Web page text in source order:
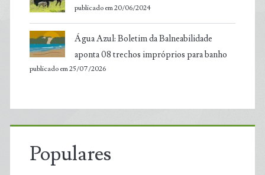
publicado em 20/06/2024
Água Azul: Boletim da Balneabilidade
aponta 08 trechos impróprios para banho
publicado em 25/07/2026
Populares